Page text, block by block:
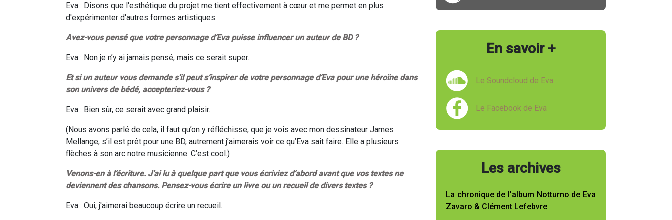
Eva : Disons que l'esthétique du projet me tient effectivement à cœur et me permet en plus
d'expérimenter d'autres formes artistiques.
Avez-vous pensé que votre personnage d’Eva puisse influencer un auteur de BD ?
Eva : Non je n’y ai jamais pensé, mais ce serait super.
Et si un auteur vous demande s’il peut s’inspirer de votre personnage d’Eva pour une héroïne dans
son univers de bédé, accepteriez-vous ?
Eva : Bien sûr, ce serait avec grand plaisir.
(Nous avons parlé de cela, il faut qu’on y réfléchisse, que je vois avec mon dessinateur James
Mellange, s’il est prêt pour une BD, autrement j’aimerais voir ce qu’Eva sait faire. Elle a plusieurs
flèches à son arc notre musicienne. C’est cool.)
Venons-en à l’écriture. J’ai lu à quelque part que vous écriviez d’abord avant que vos textes ne
deviennent des chansons. Pensez-vous écrire un livre ou un recueil de divers textes ?
Eva : Oui, j'aimerai beaucoup écrire un recueil.
En savoir +
Le Soundcloud de Eva
Le Facebook de Eva
Les archives
La chronique de l'album Notturno de Eva
Zavaro & Clément Lefebvre